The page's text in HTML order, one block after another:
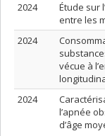
2024
Étude sur
entre les
2024
vécue à
2024
l’apnée
d’âge